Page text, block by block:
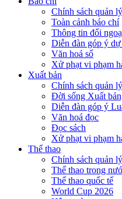
Chính sách quản lý
Toàn cảnh báo chí
Thông tin đối
Diễn đàn góp ý
Văn hoá số
Xử phạt vi phạm
Xuất bản
Chính sách quản lý
Đời sống Xuất
Diễn đàn góp ý
Văn hoá đọc
Đọc sách
Xử phạt vi phạm
Thể thao
Chính sách quản lý
Thể thao trong
Thể thao quốc tế
World Cup 2026